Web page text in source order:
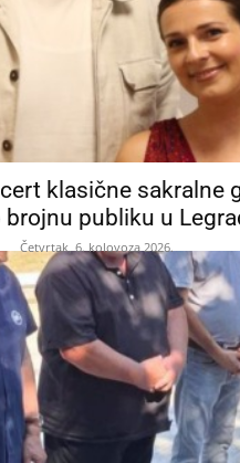
klasične sakralne
brojnu publiku u
Četvrtak, 6. kolovoza 2026.